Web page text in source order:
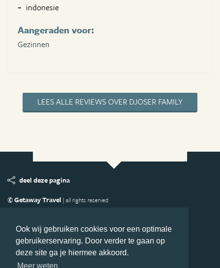
Ook wij gebruiken cookies voor een optimale
gebruikerservaring. Door verder te gaan op
deze site ga je hiermee akkoord.
Meer weten
indonesie
Aangeraden voor:
Gezinnen
LEES ALLE REVIEWS OVER DJOSER FAMILY
deel deze pagina
© Getaway Travel | all rights reserved
Copyright
Privacy statement Disclaimer
Cookies
Volg Azie.nl
Nieuwsbrief
Facebook